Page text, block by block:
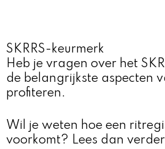
SKRRS-keurmerk
Heb je vragen over het
de belangrijkste aspecten
profiteren.
Wil je weten hoe een
voorkomt? Lees dan